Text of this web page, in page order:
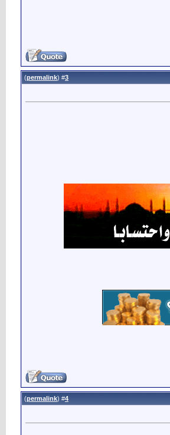
3
(
permalink
)
4
(
permalink
)